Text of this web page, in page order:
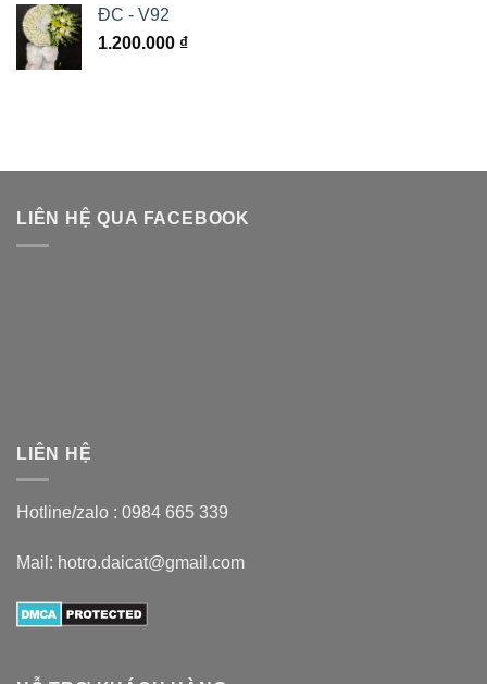
ĐC - V92
1.200.000 ₫
LIÊN HỆ QUA FACEBOOK
LIÊN HỆ
Hotline/zalo : 0984 665 339
Mail: hotro.daicat@gmail.com